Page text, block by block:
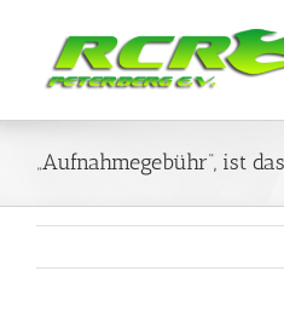
springen
„Aufnahmegebühr“, ist